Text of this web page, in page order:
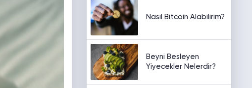
Nasıl Bitcoin Alabilirim?
Beyni Besleyen
Yiyecekler Nelerdir?